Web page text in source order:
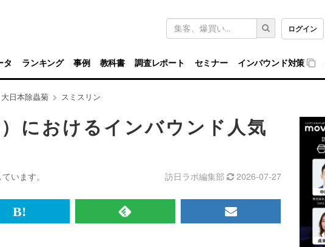
ログイン
キ
ワ
ド
検
索
タ ランキング 事例 教科書 調査レポート セミナー インバウンド対策
大日本除蟲菊 スミスリン
におけるインバウンド人気
ています。 訪日ラボ編集部 2026-07-27
は
RSS
メ